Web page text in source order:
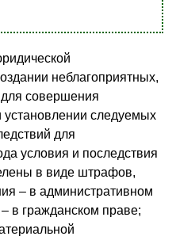
неблагоприятных,
совершения
установлении следуемых
для
условия и последствия
в виде штрафов,
– в административном
в гражданском праве;